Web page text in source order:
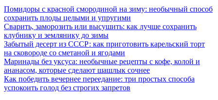
Помидоры с красной смородиной на зиму: необычный способ
сохранить плоды целыми и упругими
Сварить, заморозить или высушить: как лучше сохранить
клубнику и землянику до зимы
Забытый десерт из СССР: как приготовить карельский торт
на сковороде со сметаной и ягодами
Маринады без уксуса: необычные рецепты с кофе, колой и
ананасом, которые сделают шашлык сочнее
Как победить вечернее переедание: три простых способа
успокоить голод без строгих запретов